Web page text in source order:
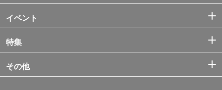
イベント
特集
その他